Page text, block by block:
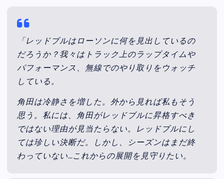
「レッドブルはローソンに何を見出しているの
だろうか？我々はトラック上のラップタイムや
パフォーマンス、無線でのやり取りをウォッチ
している。
角田は冷静さを増した。外から見れば私もそう
思う。私には、角田がレッドブルに昇格すべき
ではない理由が見当たらない。レッドブルにし
ては珍しい決断だ。しかし、シーズンはまだ終
わっていない…これからの展開を見守りたい。